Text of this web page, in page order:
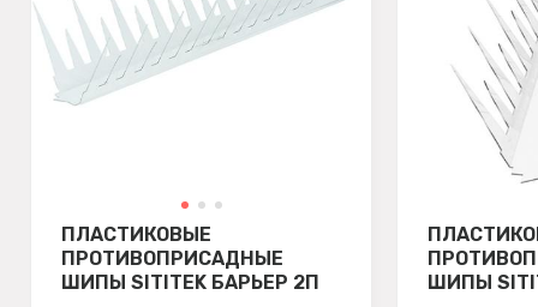
ПЛАСТИКОВЫЕ
ПРОТИВОПРИСАДНЫЕ
ШИПЫ SITITEK БАРЬЕР 2П
ШИПЫ